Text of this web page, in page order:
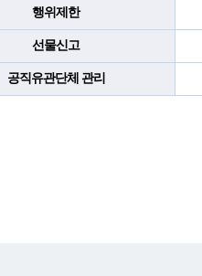
행위제한
선물신고
공직유관단체 관리